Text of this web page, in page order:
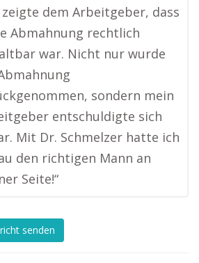
dem Arbeitgeber, dass
Abmahnung rechtlich
war. Nicht nur wurde
sondern mein
entschuldigte sich
Mit Dr. Schmelzer hatte ich
den richtigen Mann an
Seite!“
senden